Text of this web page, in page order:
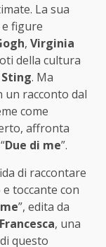
La sua
figure
, Virginia
della cultura
Sting. Ma
un racconto dal
come
affronta
Due di me”.
di raccontare
toccante con
”, edita da
Francesca, una
questo